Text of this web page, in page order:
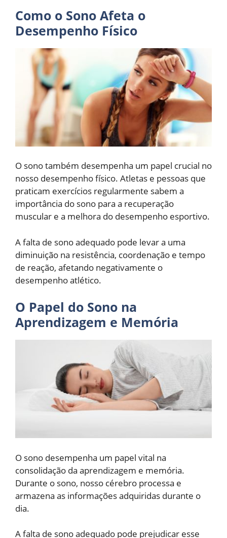
Como o Sono Afeta o
Desempenho Físico
O sono também desempenha um papel crucial no
nosso desempenho físico. Atletas e pessoas que
praticam exercícios regularmente sabem a
importância do sono para a recuperação
muscular e a melhora do desempenho esportivo.
A falta de sono adequado pode levar a uma
diminuição na resistência, coordenação e tempo
de reação, afetando negativamente o
desempenho atlético.
O Papel do Sono na
Aprendizagem e Memória
O sono desempenha um papel vital na
consolidação da aprendizagem e memória.
Durante o sono, nosso cérebro processa e
armazena as informações adquiridas durante o
dia.
A falta de sono adequado pode prejudicar esse